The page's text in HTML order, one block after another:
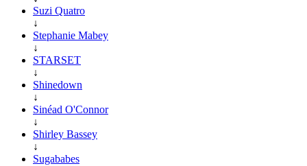
Suzi Quatro
↓
Stephanie Mabey
↓
STARSET
↓
Shinedown
↓
Sinéad O'Connor
↓
Shirley Bassey
↓
Sugababes